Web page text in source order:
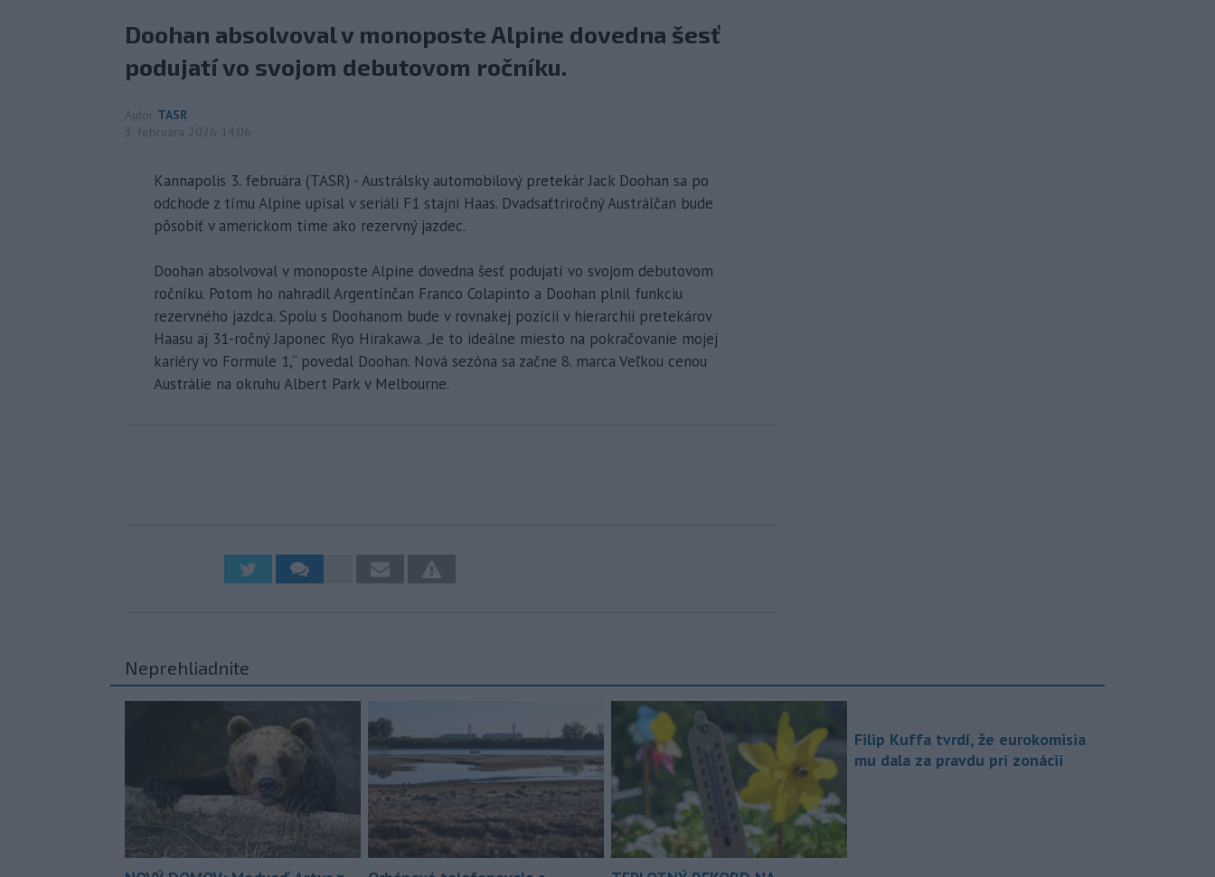
Doohan absolvoval v monoposte Alpine dovedna šesť
podujatí vo svojom debutovom ročníku.
Autor TASR
3. februára 2026 14:06
Kannapolis 3. februára (TASR) - Austrálsky automobilový pretekár Jack Doohan sa po
odchode z tímu Alpine upísal v seriáli F1 stajni Haas. Dvadsaťtriročný Austrálčan bude
pôsobiť v americkom tíme ako rezervný jazdec.
Doohan absolvoval v monoposte Alpine dovedna šesť podujatí vo svojom debutovom
ročníku. Potom ho nahradil Argentínčan Franco Colapinto a Doohan plnil funkciu
rezervného jazdca. Spolu s Doohanom bude v rovnakej pozícii v hierarchii pretekárov
Haasu aj 31-ročný Japonec Ryo Hirakawa. „Je to ideálne miesto na pokračovanie mojej
kariéry vo Formule 1,“ povedal Doohan. Nová sezóna sa začne 8. marca Veľkou cenou
Austrálie na okruhu Albert Park v Melbourne.
Neprehliadnite
Filip Kuffa tvrdí, že eurokomisia
mu dala za pravdu pri zonácii